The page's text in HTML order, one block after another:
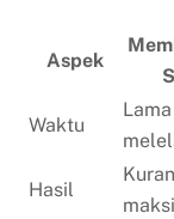
Aspek
Waktu
Hasil